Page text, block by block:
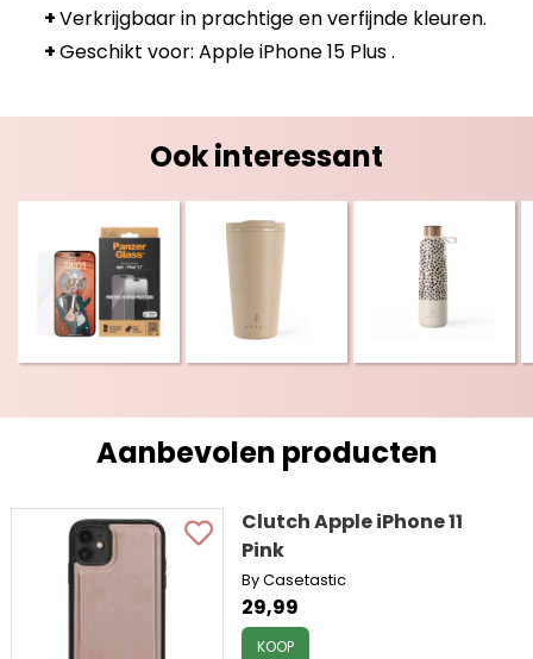
+Verkrijgbaar in prachtige en verfijnde kleuren.
+Geschikt voor: Apple iPhone 15 Plus .
Ook interessant
Aanbevolen producten
Clutch Apple iPhone 11
Pink
By Casetastic
29,99
KOOP